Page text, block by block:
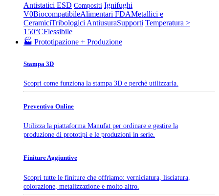
Antistatici ESD Compositi Ignifughi
V0BiocompatibileAlimentari FDAMetallici e
CeramiciTribologici AntiusuraSupporti Temperatura >
150°CFlessibile
🏭 Prototipazione + Produzione
Stampa 3D
Scopri come funziona la stampa 3D e perchè utilizzarla.
Preventivo Online
Utilizza la piattaforma Manufat per ordinare e gestire la
produzione di prototipi e le produzioni in serie.
Finiture Aggiuntive
Scopri tutte le finiture che offriamo: verniciatura, lisciatura,
colorazione, metalizzazione e molto altro.